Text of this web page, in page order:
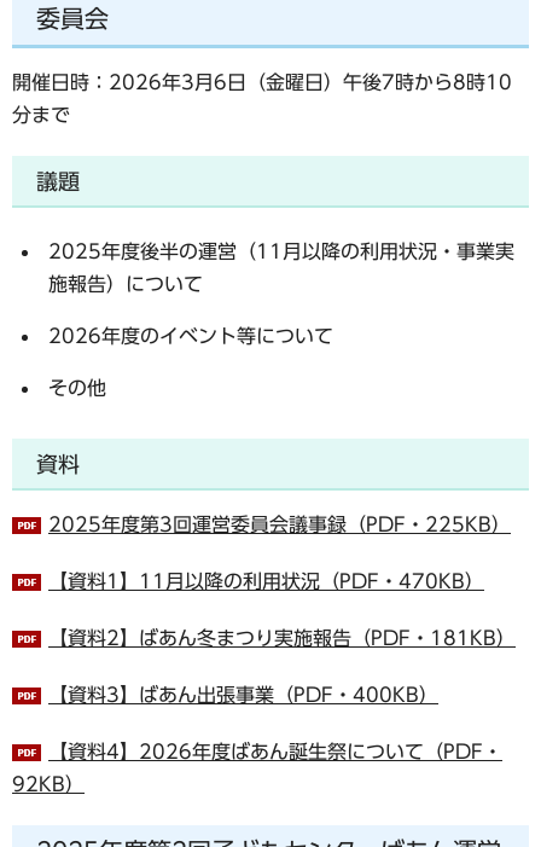
委員会
開催日時：2026年3月6日（金曜日）午後7時から8時10
分まで
議題
2025年度後半の運営（11月以降の利用状況・事業実
施報告）について
2026年度のイベント等について
その他
資料
2025年度第3回運営委員会議事録（PDF・225KB）
【資料1】11月以降の利用状況（PDF・470KB）
【資料2】ばあん冬まつり実施報告（PDF・181KB）
【資料3】ばあん出張事業（PDF・400KB）
【資料4】2026年度ばあん誕生祭について（PDF・
92KB）